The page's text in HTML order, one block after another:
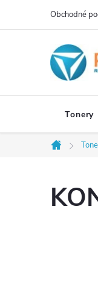
Obchodné
Tonery
Domov